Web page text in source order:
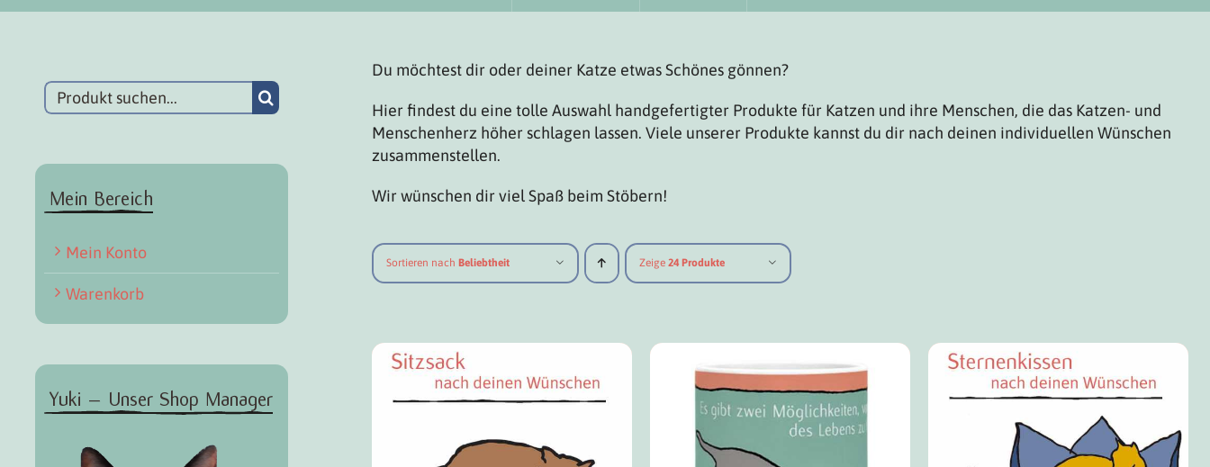
Du möchtest dir oder deiner Katze etwas Schönes gönnen?
Hier findest du eine tolle Auswahl handgefertigter Produkte für Katzen und ihre Menschen, die das Katzen- und
Menschenherz höher schlagen lassen. Viele unserer Produkte kannst du dir nach deinen individuellen Wünschen
zusammenstellen.
Wir wünschen dir viel Spaß beim Stöbern!
Sortieren nach Beliebtheit Zeige 24 Produkte
Suchen
Mein Bereich
Mein Konto
Warenkorb
Yuki – Unser Shop Manager